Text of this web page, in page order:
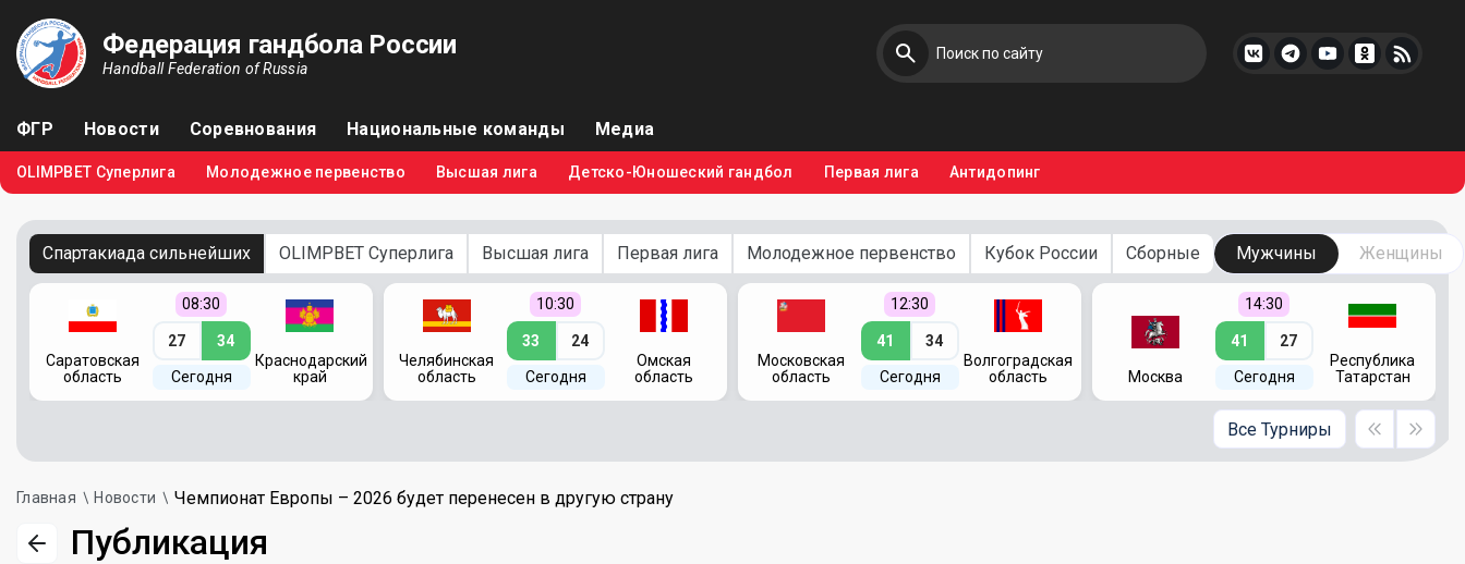
Федерация гандбола России
Handball Federation of Russia
ФГР Новости Соревнования Национальные команды Медиа
OLIMPBET Суперлига Молодежное первенство Высшая лига Детско-Юношеский гандбол Первая лига Антидопинг
Спартакиада сильнейших OLIMPBET Суперлига Высшая лига Первая лига Молодежное первенство Кубок России Сборные Мужчины Женщины
Саратовская
область
08:30
27 34
Сегодня
Краснодарский
край
Челябинская
область
10:30
33 24
Сегодня
Омская
область
Московская
область
12:30
41 34
Сегодня
Волгоградская
область
Москва
14:30
41 27
Сегодня
Республика
Татарстан
Все Турниры
Главная Новости Чемпионат Европы – 2026 будет перенесен в другую страну
Публикация